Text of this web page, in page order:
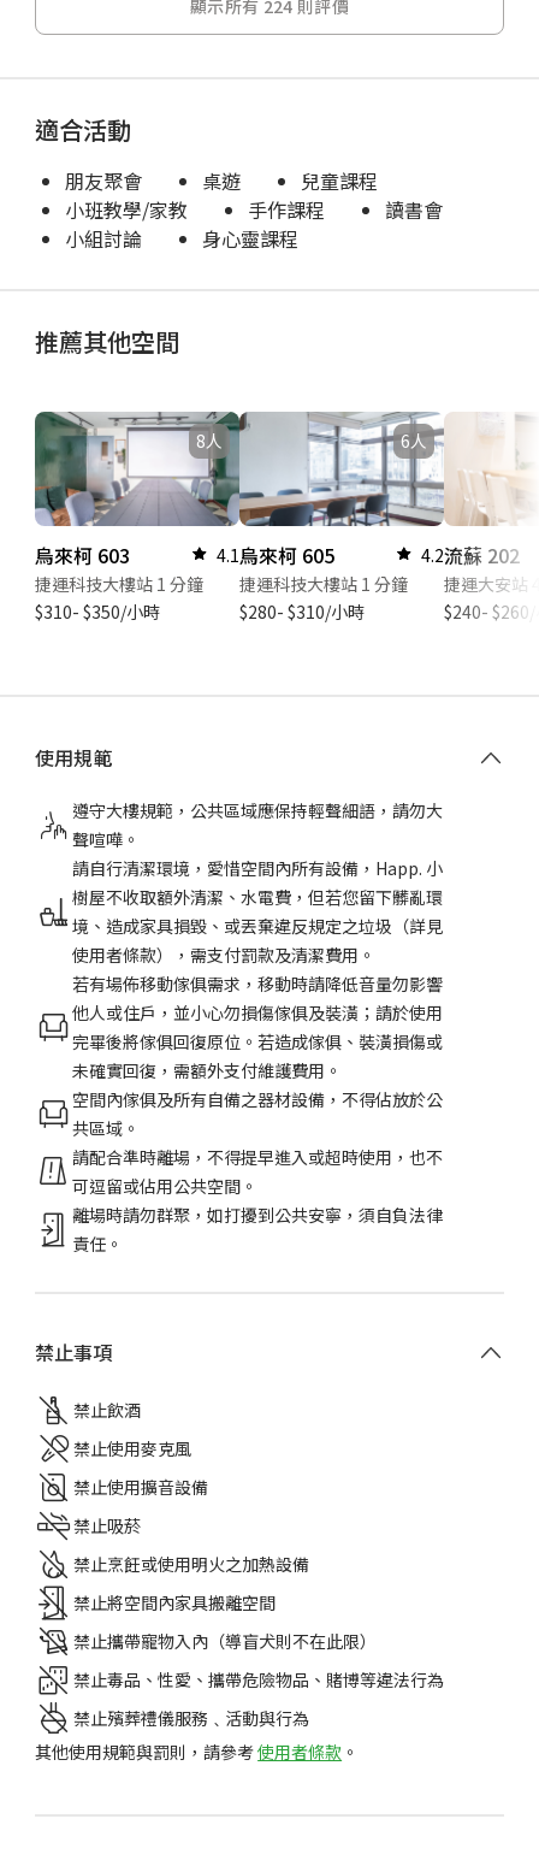
顯示所有 224 則評價
適合活動
朋友聚會 桌遊
兒童課程
小班教學/家教
手作課程
讀書會
小組討論
身心靈課程
推薦其他空間
8人
烏來柯 603
4.1
捷運科技大樓站 1 分鐘
$310- $350/小時
6人
烏來柯 605
4.2
捷運科技大樓站 1 分鐘
$280- $310/小時
流蘇 202
捷運大安站
$240-
使用規範
遵守大樓規範，公共區域應保持輕聲細語，請勿大
聲喧嘩。
請自行清潔環境，愛惜空間內所有設備，Happ. 小
樹屋不收取額外清潔、水電費，但若您留下髒亂環
境、造成家具損毀、或丟棄違反規定之垃圾（詳見
使用者條款），需支付罰款及清潔費用。
若有場佈移動傢俱需求，移動時請降低音量勿影響
他人或住戶，並小心勿損傷傢俱及裝潢；請於使用
完畢後將傢俱回復原位。若造成傢俱、裝潢損傷或
未確實回復，需額外支付維護費用。
空間內傢俱及所有自備之器材設備，不得佔放於公
共區域。
請配合準時離場，不得提早進入或超時使用，也不
可逗留或佔用公共空間。
離場時請勿群聚，如打擾到公共安寧，須自負法律
責任。
禁止事項
禁止飲酒
禁止使用麥克風
禁止使用擴音設備
禁止吸菸
禁止烹飪或使用明火之加熱設備
禁止將空間內家具搬離空間
禁止攜帶寵物入內（導盲犬則不在此限）
禁止毒品、性愛、攜帶危險物品、賭博等違法行為
禁止殯葬禮儀服務﹑活動與行為
其他使用規範與罰則，請參考使用者條款 。